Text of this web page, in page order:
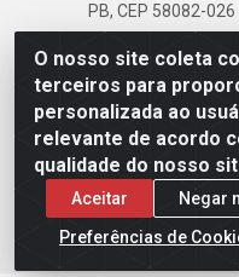
O nosso site coleta
terceiros para
personalizada ao
relevante de acordo
qualidade do nosso
Aceitar
Negar
Preferências de
PB, CEP 58082-
NG Alimentos, há mais
referência em